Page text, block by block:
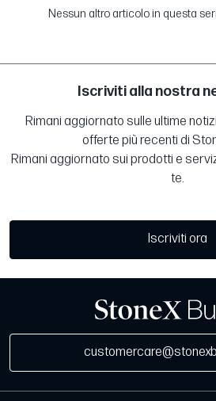
Nessun altro articolo in questa
Iscriviti alla nostra
Rimani aggiornato sulle ultime
offerte più recenti di
Rimani aggiornato sui prodotti e
te.
Iscriviti ora